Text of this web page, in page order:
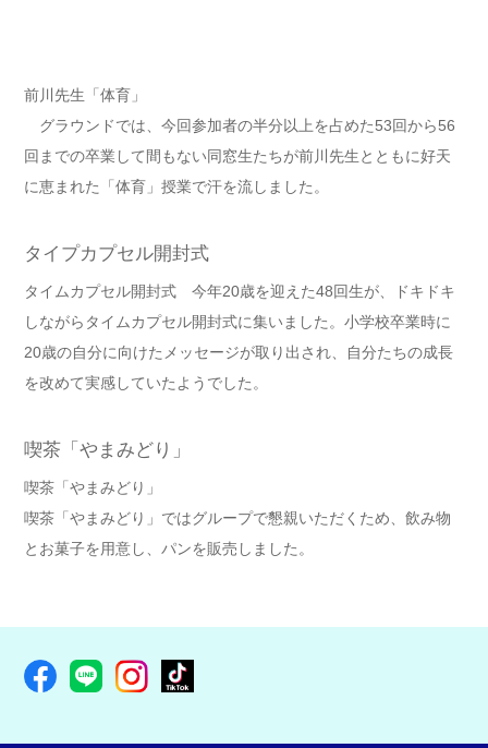
前川先生「体育」
グラウンドでは、今回参加者の半分以上を占めた53回から56
回までの卒業して間もない同窓生たちが前川先生とともに好天
に恵まれた「体育」授業で汗を流しました。
タイプカプセル開封式
タイムカプセル開封式 今年20歳を迎えた48回生が、ドキドキ
しながらタイムカプセル開封式に集いました。小学校卒業時に
20歳の自分に向けたメッセージが取り出され、自分たちの成長
を改めて実感していたようでした。
喫茶「やまみどり」
喫茶「やまみどり」
喫茶「やまみどり」ではグループで懇親いただくため、飲み物
とお菓子を用意し、パンを販売しました。